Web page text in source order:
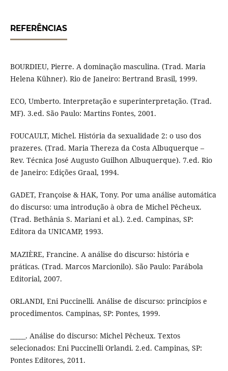
REFERÊNCIAS
BOURDIEU, Pierre. A dominação masculina. (Trad. Maria
Helena Kühner). Rio de Janeiro: Bertrand Brasil, 1999.
ECO, Umberto. Interpretação e superinterpretação. (Trad.
MF). 3.ed. São Paulo: Martins Fontes, 2001.
FOUCAULT, Michel. História da sexualidade 2: o uso dos
prazeres. (Trad. Maria Thereza da Costa Albuquerque –
Rev. Técnica José Augusto Guilhon Albuquerque). 7.ed. Rio
de Janeiro: Edições Graal, 1994.
GADET, Françoise & HAK, Tony. Por uma análise automática
do discurso: uma introdução à obra de Michel Pêcheux.
(Trad. Bethânia S. Mariani et al.). 2.ed. Campinas, SP:
Editora da UNICAMP, 1993.
MAZIÈRE, Francine. A análise do discurso: história e
práticas. (Trad. Marcos Marcionilo). São Paulo: Parábola
Editorial, 2007.
ORLANDI, Eni Puccinelli. Análise de discurso: princípios e
procedimentos. Campinas, SP: Pontes, 1999.
_____. Análise do discurso: Michel Pêcheux. Textos
selecionados: Eni Puccinelli Orlandi. 2.ed. Campinas, SP:
Pontes Editores, 2011.